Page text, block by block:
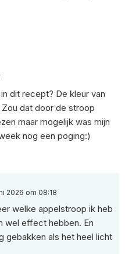
dit recept? De kleur van
dat door de stroop
maar mogelijk was mijn
nog een poging:)
2026 om 08:18
welke appelstroop ik heb
wel effect hebben. En
gebakken als het heel licht